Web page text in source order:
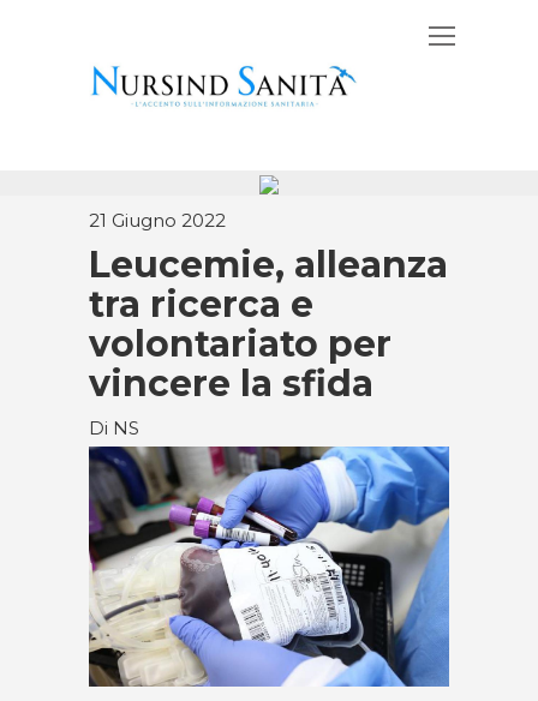
21 Giugno 2022
Leucemie, alleanza
tra ricerca e
volontariato per
vincere la sfida
Di NS